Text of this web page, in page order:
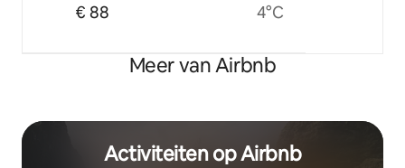
€ 88 4°C
Meer van Airbnb
Activiteiten op Airbnb